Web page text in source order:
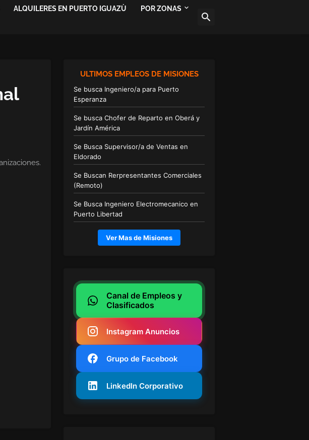
ALQUILERES EN PUERTO IGUAZÙ POR ZONAS
ULTIMOS EMPLEOS DE MISIONES
Se busca Ingeniero/a para Puerto
Esperanza
Se busca Chofer de Reparto en Oberá y
Jardín América
Se Busca Supervisor/a de Ventas en
Eldorado
Se Buscan Rerpresentantes Comerciales
(Remoto)
Se Busca Ingeniero Electromecanico en
Puerto Libertad
Ver Mas de Misiones
Canal de Empleos y
Clasificados
Instagram Anuncios
Grupo de Facebook
LinkedIn Corporativo